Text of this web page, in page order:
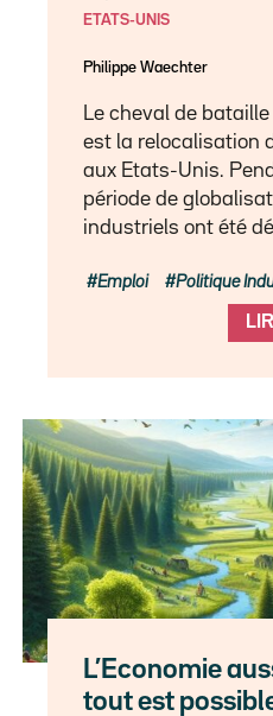
ETATS-UNIS
Philippe Waechter
Le cheval de
est la relocalisation
aux Etats-Unis.
période de
industriels ont été
Emploi Politique
L’Economie
tout est